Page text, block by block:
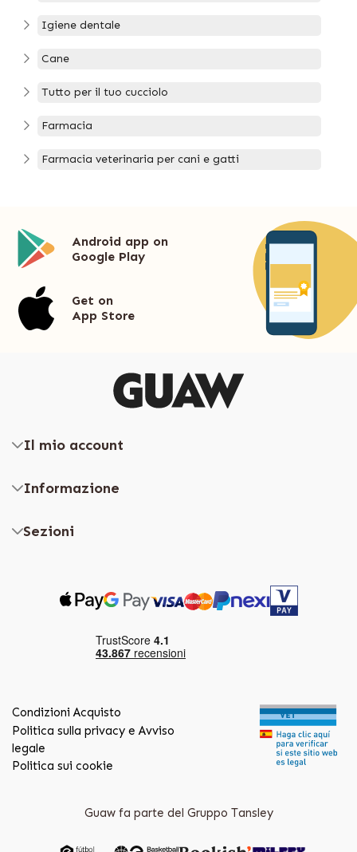
Igiene dentale
Cane
Tutto per il tuo cucciolo
Farmacia
Farmacia veterinaria per cani e gatti
Android app on
Google Play
Get on
App Store
Il mio account
Informazione
Sezioni
Condizioni Acquisto
Politica sulla privacy e Avviso
legale
Politica sui cookie
Guaw fa parte del Gruppo Tansley